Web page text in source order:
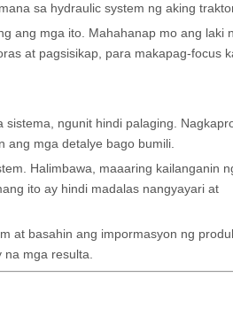
sa hydraulic system ng aking
ang mga ito. Mahahanap mo ang laki
at pagsisikap, para makapag-focus
ngunit hindi palaging.
ang mga detalye bago bumili.
Halimbawa, maaaring kailanganin
ito ay hindi madalas nangyayari at
at basahin ang impormasyon ng
mga resulta.